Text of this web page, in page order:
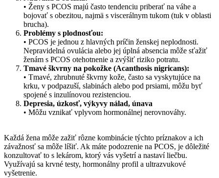
• Ženy s PCOS majú často tendenciu priberať na váhe a
bojovať s obezitou, najmä s viscerálnym tukom (tuk v oblasti
brucha).
Problémy s plodnosťou:
• PCOS je jednou z hlavných príčin ženskej neplodnosti.
Nepravidelná ovulácia alebo jej úplná absencia môže sťažiť
ženám s PCOS otehotnenie a zvýšiť riziko potratu.
Tmavé škvrny na pokožke (Acanthosis nigricans):
• Tmavé, zhrubnuté škvrny kože, často sa vyskytujúce na
krku, v podpazuší, slabinách alebo pod prsiami, môžu byť
spojené s inzulínovou rezistenciou.
Depresia, úzkosť, výkyvy nálad, únava
• Môžu vznikať vplyvom hormonálnej nerovnováhy.
Každá žena môže zažiť rôzne kombinácie týchto príznakov a ich
závažnosť sa môže líšiť. Ak máte podozrenie na PCOS, je dôležité
konzultovať to s lekárom, ktorý vás vyšetrí a nastaví liečbu.
Využívajú sa krvné testy, hormonálny profil a ultrazvukové
vyšetrenie.